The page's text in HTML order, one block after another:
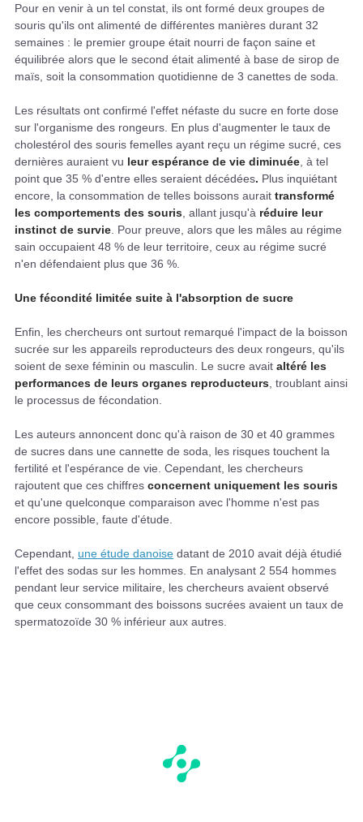
Pour en venir à un tel constat, ils ont formé deux groupes de
souris qu'ils ont alimenté de différentes manières durant 32
semaines : le premier groupe était nourri de façon saine et
équilibrée alors que le second était alimenté à base de sirop de
maïs, soit la consommation quotidienne de 3 canettes de soda.
Les résultats ont confirmé l'effet néfaste du sucre en forte dose
sur l'organisme des rongeurs. En plus d'augmenter le taux de
cholestérol des souris femelles ayant reçu un régime sucré, ces
dernières auraient vu leur espérance de vie diminuée , à tel
point que 35 % d'entre elles seraient décédées. Plus inquiétant
encore, la consommation de telles boissons aurait transformé
les comportements des souris , allant jusqu'à réduire leur
instinct de survie . Pour preuve, alors que les mâles au régime
sain occupaient 48 % de leur territoire, ceux au régime sucré
n'en défendaient plus que 36 %.
Une fécondité limitée suite à l'absorption de sucre
Enfin, les chercheurs ont surtout remarqué l'impact de la boisson
sucrée sur les appareils reproducteurs des deux rongeurs, qu'ils
soient de sexe féminin ou masculin. Le sucre avait altéré les
performances de leurs organes reproducteurs , troublant ainsi
le processus de fécondation.
Les auteurs annoncent donc qu'à raison de 30 et 40 grammes
de sucres dans une cannette de soda, les risques touchent la
fertilité et l'espérance de vie. Cependant, les chercheurs
rajoutent que ces chiffres concernent uniquement les souris
et qu'une quelconque comparaison avec l'homme n'est pas
encore possible, faute d'étude.
Cependant, une étude danoise datant de 2010 avait déjà étudié
l'effet des sodas sur les hommes. En analysant 2 554 hommes
pendant leur service militaire, les chercheurs avaient observé
que ceux consommant des boissons sucrées avaient un taux de
spermatozoïde 30 % inférieur aux autres.